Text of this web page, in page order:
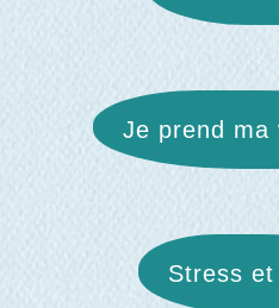
Je prend ma
Stress